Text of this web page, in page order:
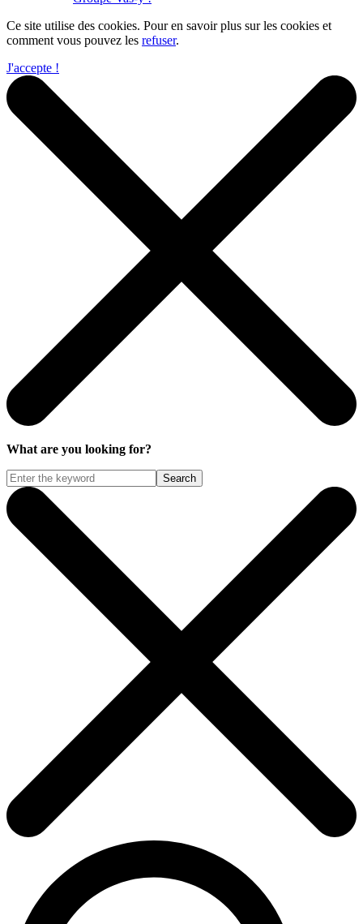
Ce site utilise des cookies. Pour en savoir plus sur les cookies et
comment vous pouvez les refuser.
J'accepte !
What are you looking for?
Search